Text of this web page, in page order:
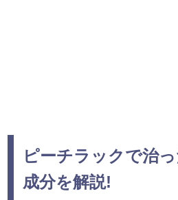
ピーチラックで治
成分を解説!